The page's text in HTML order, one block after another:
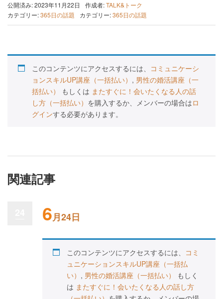
公開済み: 2023年11月22日 作成者:TALK&トーク
カテゴリー:365日の話題 カテゴリー:365日の話題
このコンテンツにアクセスするには、 コミュニケーシ
ョンスキルUP講座（一括払い） , 男性の婚活講座（一
括払い）
もしくは またすぐに！会いたくなる人の話
し方（一括払い） を購入するか、メンバーの場合はロ
グインする必要があります。
関連記事
6月24日
このコンテンツにアクセスするには、 コミ
ュニケーションスキルUP講座（一括払
い） , 男性の婚活講座（一括払い）
もしく
は またすぐに！会いたくなる人の話し方